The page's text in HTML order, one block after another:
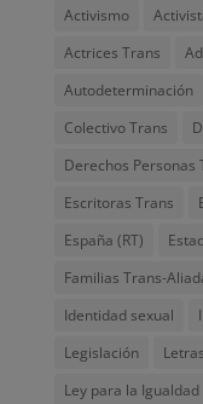
Activismo
Actrices Trans
Autodeterminación
Colectivo Trans
Derechos Personas
Escritoras Trans
España (RT)
Familias Trans-
Identidad sexual
Legislación
Letras
Ley para la